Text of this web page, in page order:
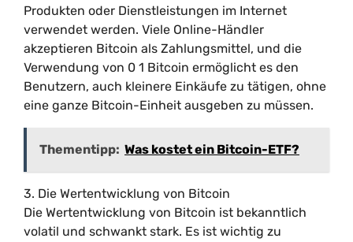
Produkten oder Dienstleistungen im Internet
verwendet werden. Viele Online-Händler
akzeptieren Bitcoin als Zahlungsmittel, und die
Verwendung von 0 1 Bitcoin ermöglicht es den
Benutzern, auch kleinere Einkäufe zu tätigen, ohne
eine ganze Bitcoin-Einheit ausgeben zu müssen.
Thementipp: Was kostet ein Bitcoin-ETF?
3. Die Wertentwicklung von Bitcoin
Die Wertentwicklung von Bitcoin ist bekanntlich
volatil und schwankt stark. Es ist wichtig zu